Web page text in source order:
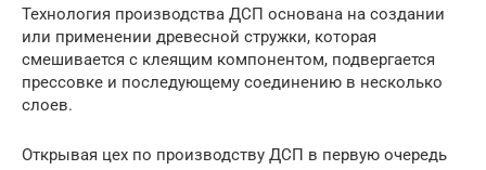
Технология производства ДСП основана на создании
или применении древесной стружки, которая
смешивается с клеящим компонентом, подвергается
прессовке и последующему соединению в несколько
слоев.
Открывая цех по производству ДСП в первую очередь